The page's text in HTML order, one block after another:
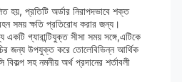
হয়, প্রতিটি অর্ডার নিরাপদভাবে শক্ত
সময় ক্ষতি প্রতিরোধ করার জন্য।
গ্যারান্টিযুক্ত সীসা সময় সঙ্গে,এটিকে
জন্য উপযুক্ত করে তোলেবিভিন্ন আর্থিক
সহ নমনীয় অর্থ প্রদানের শর্তাবলী